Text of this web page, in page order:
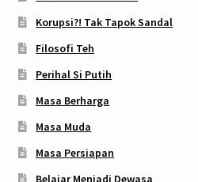
Korupsi?! Tak Tapok Sandal
Filosofi Teh
Perihal Si Putih
Masa Berharga
Masa Muda
Masa Persiapan
Belajar Menjadi Dewasa